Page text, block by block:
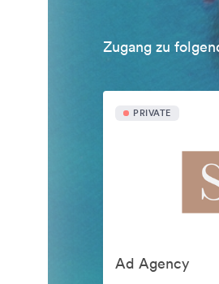
Zugang zu
PRIVATE
Ad Agency